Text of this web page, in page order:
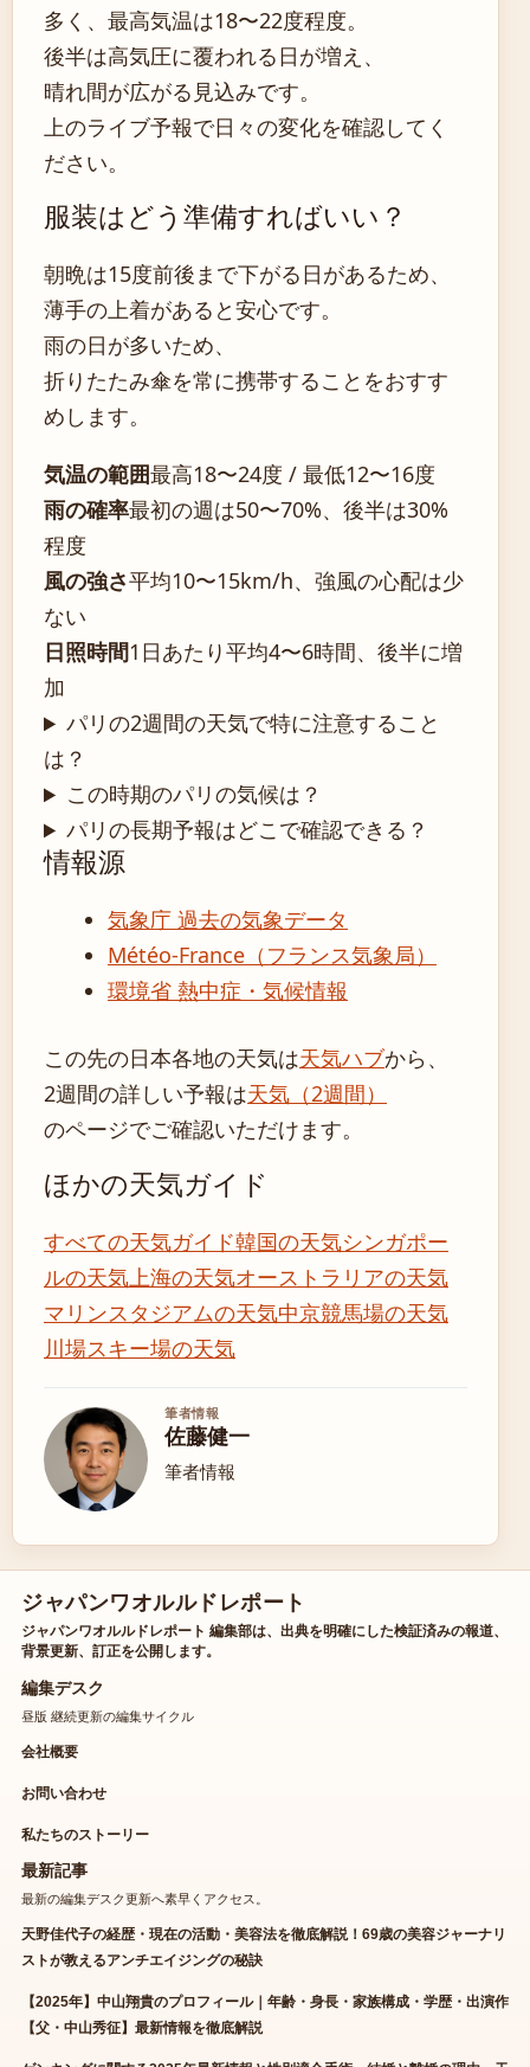
多く、最高気温は18〜22度程度。
後半は高気圧に覆われる日が増え、
晴れ間が広がる見込みです。
上のライブ予報で日々の変化を確認してく
ださい。
服装はどう準備すればいい？
朝晩は15度前後まで下がる日があるため、
薄手の上着があると安心です。
雨の日が多いため、
折りたたみ傘を常に携帯することをおすす
めします。
気温の範囲最高18〜24度 / 最低12〜16度
雨の確率最初の週は50〜70%、後半は30%
程度
風の強さ平均10〜15km/h、強風の心配は少
ない
日照時間1日あたり平均4〜6時間、後半に増
加
パリの2週間の天気で特に注意すること
は？
この時期のパリの気候は？
パリの長期予報はどこで確認できる？
情報源
気象庁 過去の気象データ
Météo-France（フランス気象局）
環境省 熱中症・気候情報
この先の日本各地の天気は天気ハブから、
2週間の詳しい予報は天気（2週間）
のページでご確認いただけます。
ほかの天気ガイド
すべての天気ガイド韓国の天気シンガポー
ルの天気上海の天気オーストラリアの天気
マリンスタジアムの天気中京競馬場の天気
川場スキー場の天気
筆者情報
佐藤健一
筆者情報
ジャパンワオルルドレポート
ジャパンワオルルドレポート 編集部は、出典を明確にした検証済みの報道、
背景更新、訂正を公開します。
編集デスク
昼版 継続更新の編集サイクル
会社概要
お問い合わせ
私たちのストーリー
最新記事
最新の編集デスク更新へ素早くアクセス。
天野佳代子の経歴・現在の活動・美容法を徹底解説！69歳の美容ジャーナリ
ストが教えるアンチエイジングの秘訣
【2025年】中山翔貴のプロフィール｜年齢・身長・家族構成・学歴・出演作
【父・中山秀征】最新情報を徹底解説